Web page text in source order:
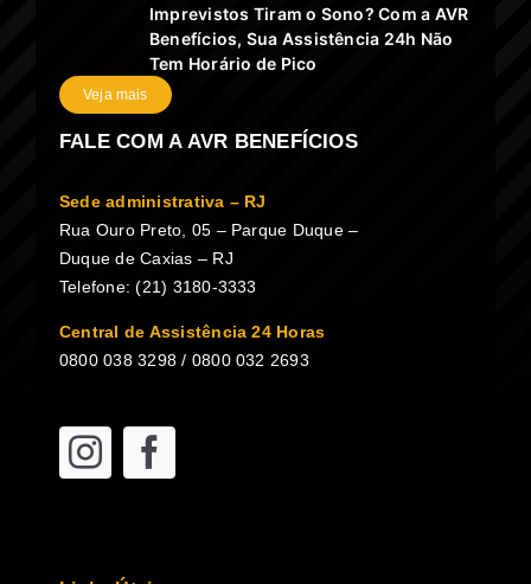
Imprevistos Tiram o Sono? Com a AVR
Benefícios, Sua Assistência 24h Não
Tem Horário de Pico
Veja mais
FALE COM A AVR BENEFÍCIOS
Sede administrativa – RJ
Rua Ouro Preto, 05 – Parque Duque –
Duque de Caxias – RJ
Telefone: (21) 3180-3333
Central de Assistência 24 Horas
0800 038 3298 / 0800 032 2693